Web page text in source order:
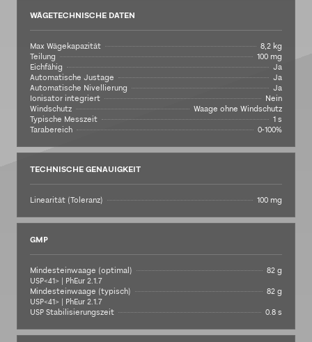
WÄGETECHNISCHE DATEN
Max Wägekapazität
8,2 kg
Teilung
100 mg
Eichfähig
Ja
Automatische Justage
Ja
Automatische Nivellierung
Ja
Ionisator integriert
Nein
Windschutz
Waage ohne Windschutz
Typische Messzeit
1 s
Tarabereich
0-100%
TECHNISCHE GENAUIGKEIT
Linearität (Toleranz) 100 mg
GMP
Mindesteinwaage (optimal)
USP<41> | PhEur 2.1.7
82 g
Mindesteinwaage (typisch)
USP<41> | PhEur 2.1.7
82 g
USP Stabilisierungszeit
0.8 s